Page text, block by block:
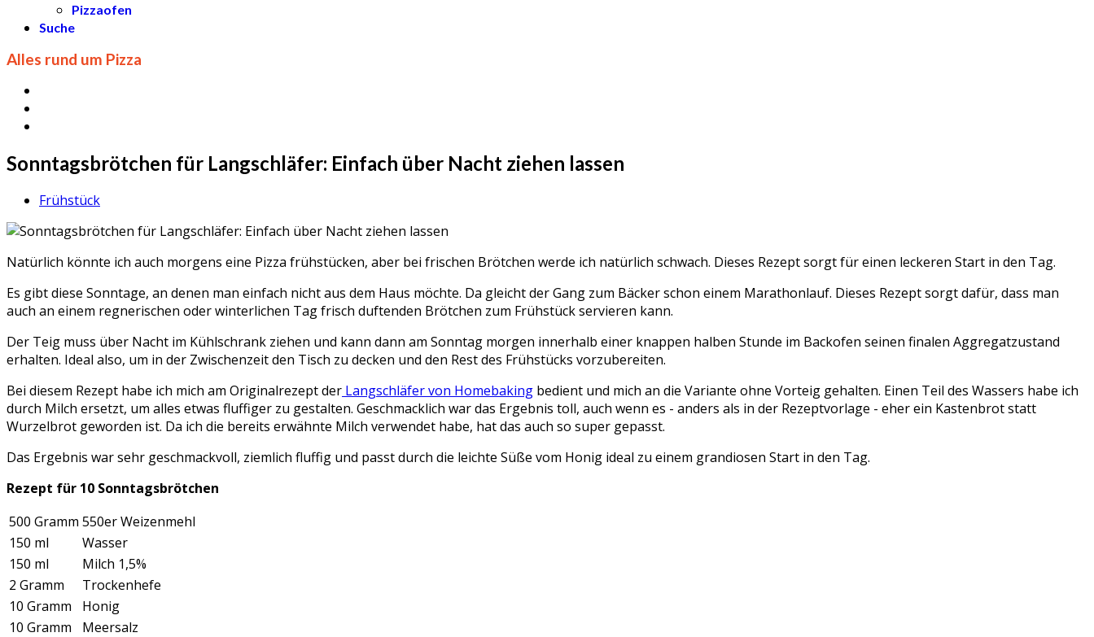
Pizzaofen
Suche
Alles rund um Pizza
Sonntagsbrötchen für Langschläfer: Einfach über Nacht ziehen lassen
Frühstück
Natürlich könnte ich auch morgens eine Pizza frühstücken, aber bei frischen Brötchen werde ich natürlich schwach. Dieses Rezept sorgt für einen leckeren Start in den Tag.
Es gibt diese Sonntage, an denen man einfach nicht aus dem Haus möchte. Da gleicht der Gang zum Bäcker schon einem Marathonlauf. Dieses Rezept sorgt dafür, dass man
auch an einem regnerischen oder winterlichen Tag frisch duftenden Brötchen zum Frühstück servieren kann.
Der Teig muss über Nacht im Kühlschrank ziehen und kann dann am Sonntag morgen innerhalb einer knappen halben Stunde im Backofen seinen finalen Aggregatzustand
erhalten. Ideal also, um in der Zwischenzeit den Tisch zu decken und den Rest des Frühstücks vorzubereiten.
Bei diesem Rezept habe ich mich am Originalrezept der Langschläfer von Homebaking bedient und mich an die Variante ohne Vorteig gehalten. Einen Teil des Wassers habe ich
durch Milch ersetzt, um alles etwas fluffiger zu gestalten. Geschmacklich war das Ergebnis toll, auch wenn es - anders als in der Rezeptvorlage - eher ein Kastenbrot statt
Wurzelbrot geworden ist. Da ich die bereits erwähnte Milch verwendet habe, hat das auch so super gepasst.
Das Ergebnis war sehr geschmackvoll, ziemlich fluffig und passt durch die leichte Süße vom Honig ideal zu einem grandiosen Start in den Tag.
Rezept für 10 Sonntagsbrötchen
500 Gramm 550er Weizenmehl
150 ml
Wasser
150 ml
Milch 1,5%
2 Gramm
Trockenhefe
10 Gramm
Honig
10 Gramm
Meersalz